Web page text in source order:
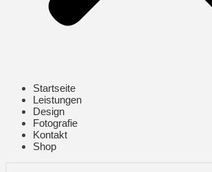
Startseite
Leistungen
Design
Fotografie
Kontakt
Shop